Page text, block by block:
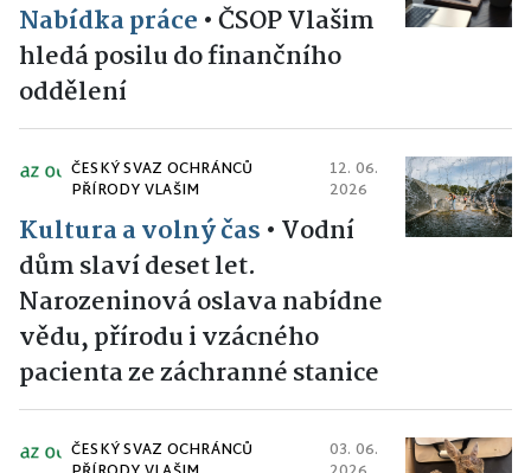
Nabídka práce •ČSOP Vlašim
hledá posilu do finančního
oddělení
ČESKÝ SVAZ OCHRÁNCŮ
PŘÍRODY VLAŠIM
12. 06.
2026
Kultura a volný čas • Vodní
dům slaví deset let.
Narozeninová oslava nabídne
vědu, přírodu i vzácného
pacienta ze záchranné stanice
ČESKÝ SVAZ OCHRÁNCŮ
03. 06.